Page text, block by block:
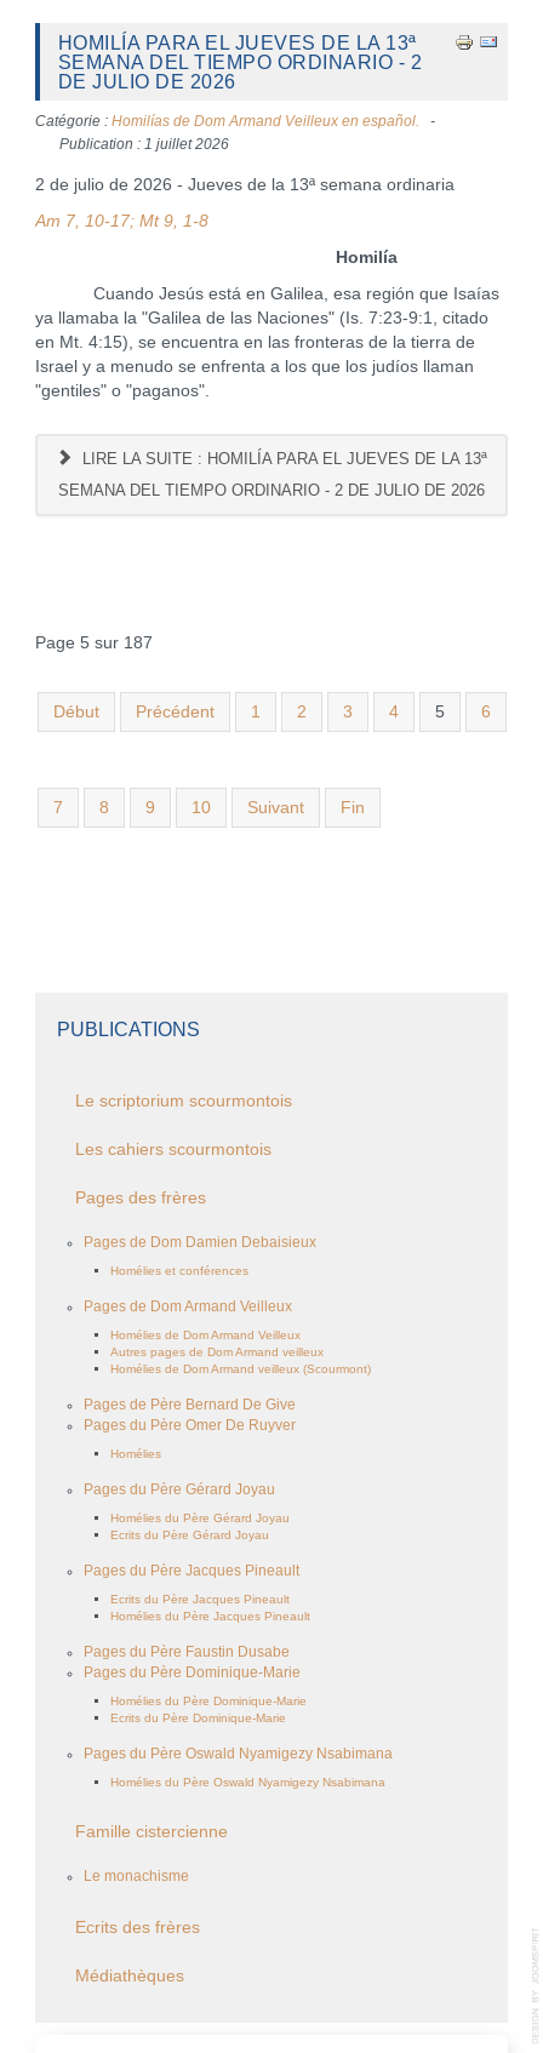
HOMILÍA PARA EL JUEVES DE LA 13ª
SEMANA DEL TIEMPO ORDINARIO - 2
DE JULIO DE 2026
Catégorie : Homilías de Dom Armand Veilleux en español.
Publication : 1 juillet 2026
2 de julio de 2026 - Jueves de la 13ª semana ordinaria
Am 7, 10-17; Mt 9, 1-8
Homilía
Cuando Jesús está en Galilea, esa región que Isaías
ya llamaba la "Galilea de las Naciones" (Is. 7:23-9:1, citado
en Mt. 4:15), se encuentra en las fronteras de la tierra de
Israel y a menudo se enfrenta a los que los judíos llaman
"gentiles" o "paganos".
LIRE LA SUITE : HOMILÍA PARA EL JUEVES DE LA 13ª
SEMANA DEL TIEMPO ORDINARIO - 2 DE JULIO DE 2026
Page 5 sur 187
Début Précédent 1 2 3 4 5 6
7 8 9 10 Suivant Fin
PUBLICATIONS
Le scriptorium scourmontois
Les cahiers scourmontois
Pages des frères
Pages de Dom Damien Debaisieux
Homélies et conférences
Pages de Dom Armand Veilleux
Homélies de Dom Armand Veilleux
Autres pages de Dom Armand veilleux
Homélies de Dom Armand veilleux (Scourmont)
Pages de Père Bernard De Give
Pages du Père Omer De Ruyver
Homélies
Pages du Père Gérard Joyau
Homélies du Père Gérard Joyau
Ecrits du Père Gérard Joyau
Pages du Père Jacques Pineault
Ecrits du Père Jacques Pineault
Homélies du Père Jacques Pineault
Pages du Père Faustin Dusabe
Pages du Père Dominique-Marie
Homélies du Père Dominique-Marie
Ecrits du Père Dominique-Marie
Pages du Père Oswald Nyamigezy Nsabimana
Homélies du Père Oswald Nyamigezy Nsabimana
Famille cistercienne
Le monachisme
Ecrits des frères
Médiathèques